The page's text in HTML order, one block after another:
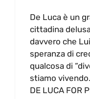
De Luca è un
cittadina
davvero che
speranza di
qualcosa di
stiamo
DE LUCA FOR